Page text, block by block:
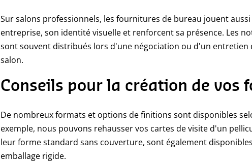
Sur salons professionnels, les fournitures de bureau jouent
entreprise, son identité visuelle et renforcent sa présence. Les
sont souvent distribués lors d'une négociation ou d'un
salon.
Conseils pour la création de vos
De nombreux formats et options de finitions sont disponibles
exemple, nous pouvons rehausser vos cartes de visite d'un
leur forme standard sans couverture, sont également
emballage rigide.